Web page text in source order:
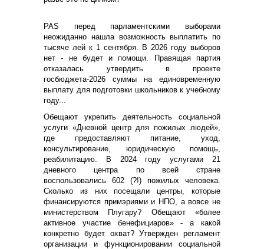
PAS перед парламентскими выборами
неожиданно нашла возможность выплатить по
тысяче лей к 1 сентября. В 2026 году выборов
нет - не будет и помощи. Правящая партия
отказалась утвердить в проекте
госбюджета-2026 суммы на единовременную
выплату для подготовки школьников к учебному
году...
Обещают укрепить деятельность социальной
услуги «Дневной центр для пожилых людей»,
где предоставляют питание, уход,
консультирование, юридическую помощь,
реабилитацию. В 2024 году услугами 21
дневного центра по всей стране
воспользовались 602 (?!) пожилых человека.
Сколько из них посещали центры, которые
финансируются примэриями и НПО, а вовсе не
министерством Плугару? Обещают «более
активное участие бенефициаров» - а какой
конкретно будет охват? Утвержден регламент
организации и функционировании социальной